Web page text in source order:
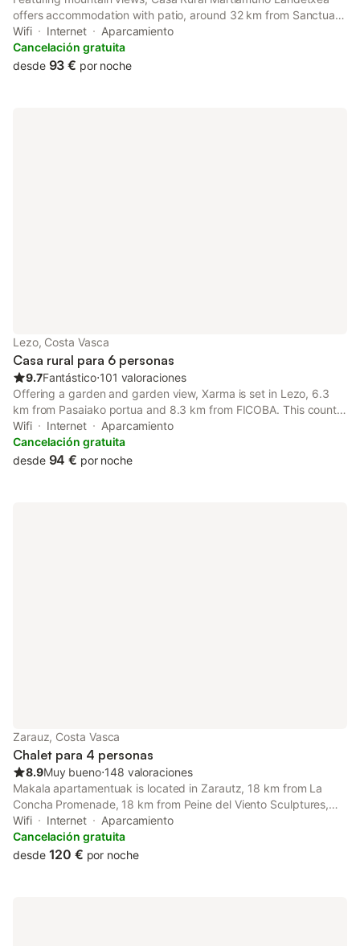
offers accommodation with patio, around 32 km from Sanctuary
of Arantzazu. Boasting a shared kitchen, this property also
provides guests with a sun terrace.
Wifi Internet
Aparcamiento
Cancelación gratuita
desde 93 € por noche
Lezo, Costa Vasca
Casa rural para 6 personas
9.7Fantástico⋅101 valoraciones
Offering a garden and garden view, Xarma is set in Lezo, 6.3
km from Pasaiako portua and 8.3 km from FICOBA. This country
house offers free private parking, free shuttle service and free
WiFi. The country house features facilities for disabled...
Wifi Internet
Aparcamiento
Cancelación gratuita
desde 94 € por noche
Zarauz, Costa Vasca
Chalet para 4 personas
8.9Muy bueno⋅148 valoraciones
Makala apartamentuak is located in Zarautz, 18 km from La
Concha Promenade, 18 km from Peine del Viento Sculptures,
and 19 km from Monte Igueldo. The property features mountain
and city views, and is 1.3 km from Zarautz Beach.
Wifi Internet
Aparcamiento
Cancelación gratuita
desde 120 € por noche